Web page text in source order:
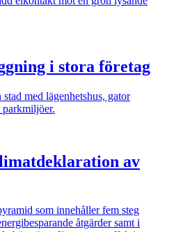
i stora företag
av